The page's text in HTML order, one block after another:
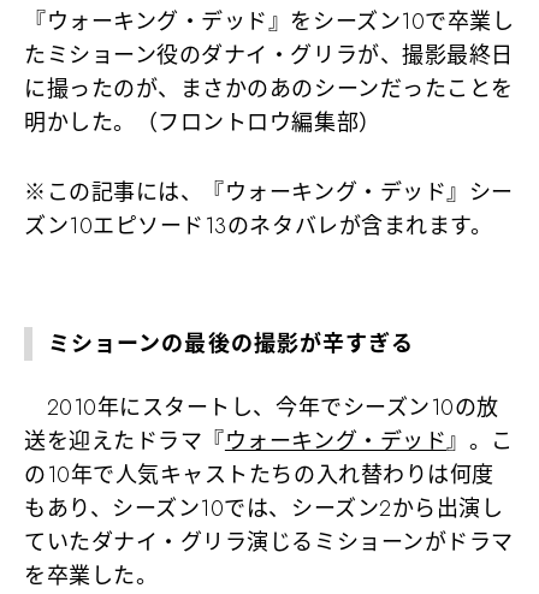
『ウォーキング・デッド』をシーズン10で卒業し
たミショーン役のダナイ・グリラが、撮影最終日
に撮ったのが、まさかのあのシーンだったことを
明かした。（フロントロウ編集部）
※この記事には、『ウォーキング・デッド』シー
ズン10エピソード13のネタバレが含まれます。
ミショーンの最後の撮影が辛すぎる
2010年にスタートし、今年でシーズン10の放
送を迎えたドラマ『ウォーキング・デッド』。こ
の10年で人気キャストたちの入れ替わりは何度
もあり、シーズン10では、シーズン2から出演し
ていたダナイ・グリラ演じるミショーンがドラマ
を卒業した。